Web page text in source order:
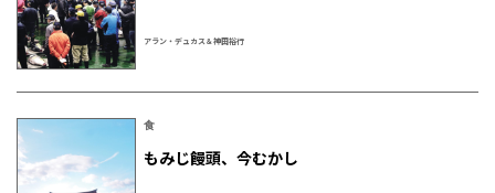
アラン・デュカス＆神田裕行
食
もみじ饅頭、今むかし